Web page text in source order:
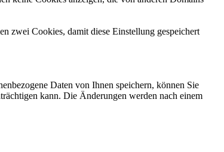
zwei Cookies, damit diese Einstellung gespeichert
Daten von Ihnen speichern, können Sie
kann. Die Änderungen werden nach einem